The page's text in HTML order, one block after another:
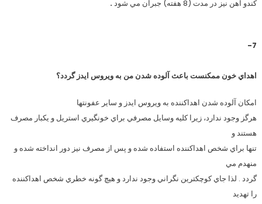
كندو آهن نيز در مدت (8 هفته) جبران مي شود
.
7-
اهداي خون ممكنست باعث آلوده شدن من به ويروس ايدز گردد؟
امكان آلوده شدن اهداكننده به ويروس ايدز و ساير عفونتها
هرگز وجود ندارد، زيرا كليه وسايل مصرفي براي خونگيري استريل و يكبار مصرف
هستند و
تنها براي شخص اهداكننده استفاده شده و پس از مصرف نیز دور انداخته شده و
منهدم مي
گردد . لذا جاي كوچكترين نگراني وجود ندارد و هيچ گونه خطري شخص اهداكننده
را تهديد